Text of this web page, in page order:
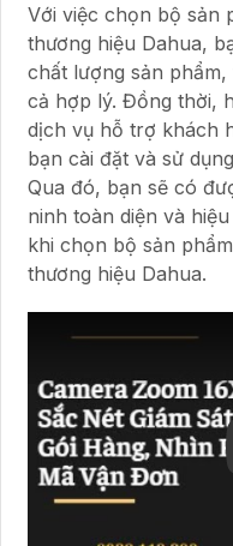
Với việc chọn bộ sản
thương hiệu Dahua,
chất lượng sản
cả hợp lý. Đồng thời,
dịch vụ hỗ trợ khách
bạn cài đặt và sử
Qua đó, bạn sẽ có
ninh toàn diện và
khi chọn bộ sản
thương hiệu Dahua.